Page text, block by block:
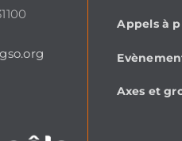
Appels à
Axes et